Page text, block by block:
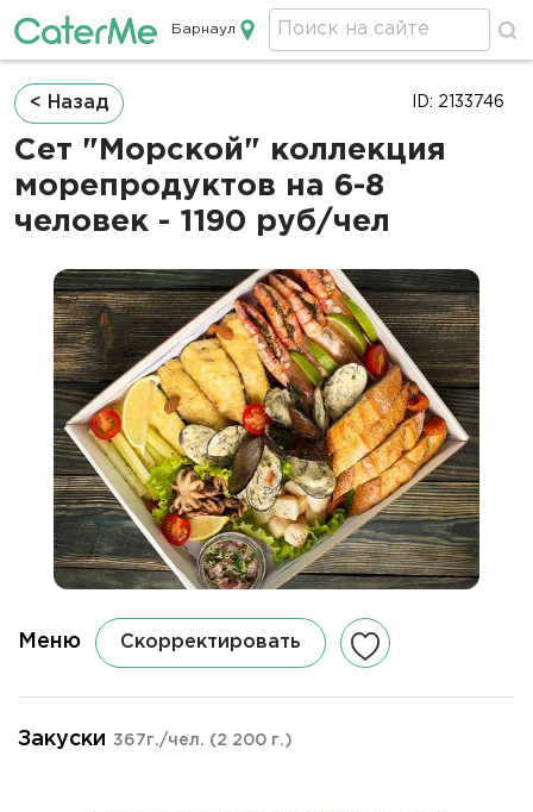
Кейтеринг в Барнауле
Барнаул
Строка
навигации
< Назад
Сет "Морской" коллекция
морепродуктов на 6-8
человек - 1190 руб/чел
ID: 2133746
Меню Скорректировать
Закуски 367г./чел. (2 200 г.)